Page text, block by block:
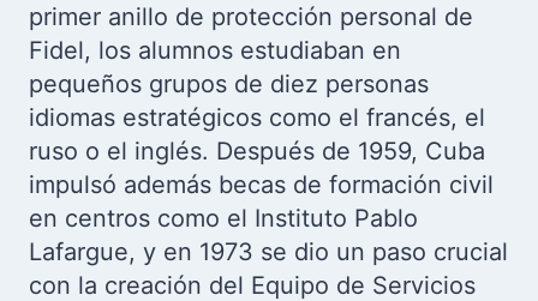
primer anillo de protección personal de
Fidel, los alumnos estudiaban en
pequeños grupos de diez personas
idiomas estratégicos como el francés, el
ruso o el inglés. Después de 1959, Cuba
impulsó además becas de formación civil
en centros como el Instituto Pablo
Lafargue, y en 1973 se dio un paso crucial
con la creación del Equipo de Servicios